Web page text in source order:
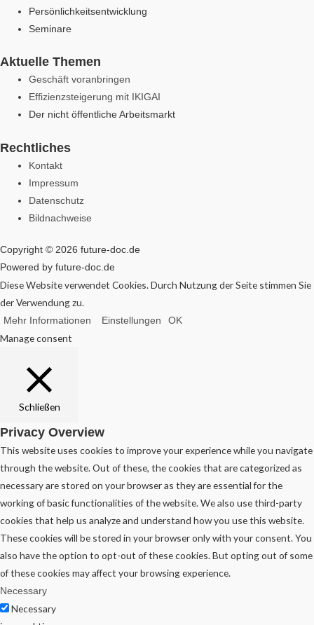
Persönlichkeitsentwicklung
Seminare
Aktuelle Themen
Geschäft voranbringen
Effizienzsteigerung mit IKIGAI
Der nicht öffentliche Arbeitsmarkt
Rechtliches
Kontakt
Impressum
Datenschutz
Bildnachweise
Copyright © 2026 future-doc.de
Powered by future-doc.de
Diese Website verwendet Cookies. Durch Nutzung der Seite stimmen Sie
der Verwendung zu.
Mehr Informationen Einstellungen OK
Manage consent
Schließen
Privacy Overview
This website uses cookies to improve your experience while you navigate
through the website. Out of these, the cookies that are categorized as
necessary are stored on your browser as they are essential for the
working of basic functionalities of the website. We also use third-party
cookies that help us analyze and understand how you use this website.
These cookies will be stored in your browser only with your consent. You
also have the option to opt-out of these cookies. But opting out of some
of these cookies may affect your browsing experience.
Necessary
Necessary